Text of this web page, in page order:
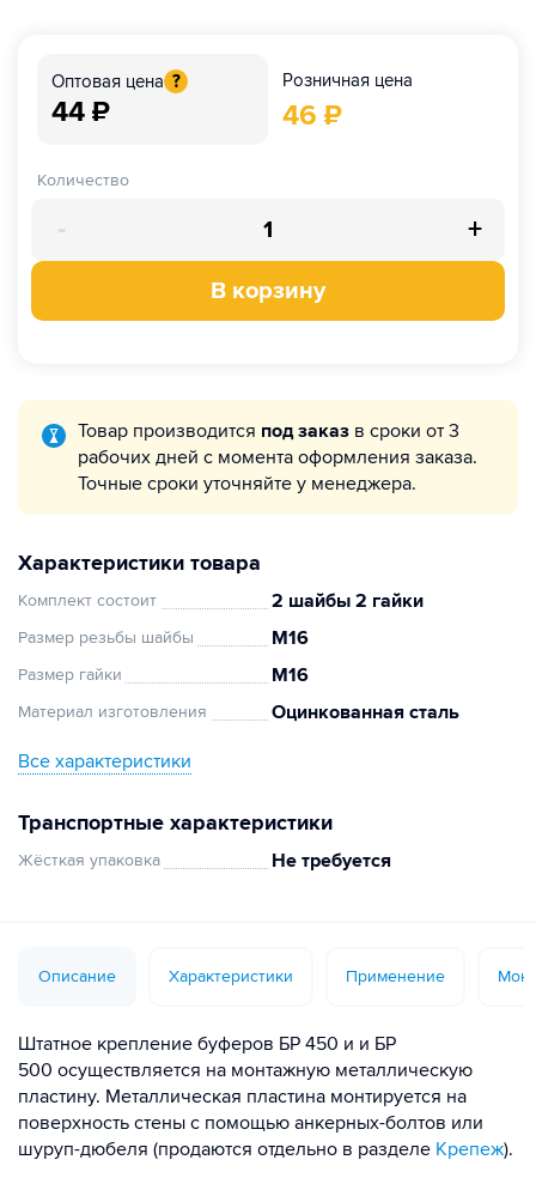
Оптовая цена ?
44 ₽
Розничная цена
46 ₽
Количество
- +
В корзину
Товар производится под заказ в сроки от 3
рабочих дней с момента оформления заказа.
Точные сроки уточняйте у менеджера.
Характеристики товара
Комплект состоит 2 шайбы 2 гайки
Размер резьбы шайбы М16
Размер гайки М16
Материал изготовления Оцинкованная сталь
Все характеристики
Транспортные характеристики
Жёсткая упаковка Не требуется
Описание Характеристики Применение
Штатное крепление буферов БР 450 и и БР
500 осуществляется на монтажную металлическую
пластину. Металлическая пластина монтируется на
поверхность стены с помощью анкерных-болтов или
шуруп-дюбеля (продаются отдельно в разделе Крепеж).